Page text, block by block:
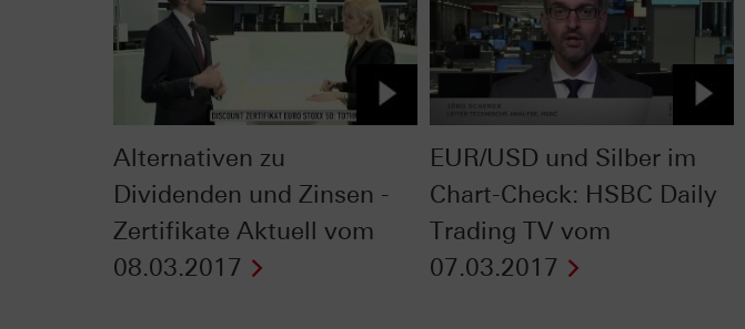
Alternativen zu
Dividenden und Zinsen -
Zertifikate Aktuell vom
08.03.2017
EUR/USD und Silber im
Chart-Check: HSBC Daily
Trading TV vom
07.03.2017